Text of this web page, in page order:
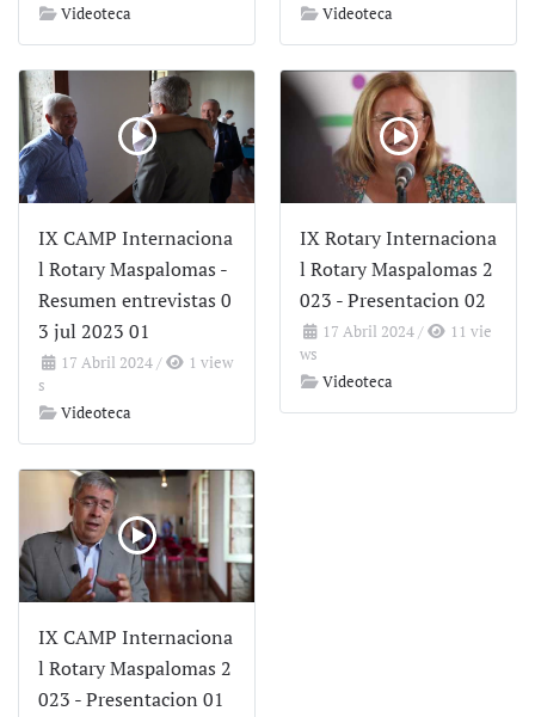
Videoteca
Videoteca
IX CAMP Internaciona
l Rotary Maspalomas -
Resumen entrevistas 0
3 jul 2023 01
17 Abril 2024/
1 view
s
Videoteca
IX Rotary Internaciona
l Rotary Maspalomas 2
023 - Presentacion 02
17 Abril 2024/
11 vie
ws
Videoteca
IX CAMP Internaciona
l Rotary Maspalomas 2
023 - Presentacion 01